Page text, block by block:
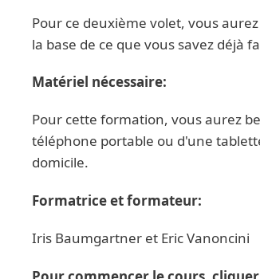
Pour ce deuxième volet, vous
la base de ce que vous savez déjà
Matériel nécessaire:
Pour cette formation, vous aurez
téléphone portable ou d'une
domicile.
Formatrice et formateur:
Iris Baumgartner et Eric Vanoncini